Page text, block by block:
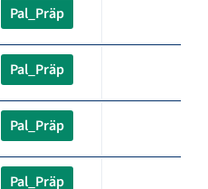
Pal_Präp
Pal_Präp
Pal_Präp
Pal_Präp